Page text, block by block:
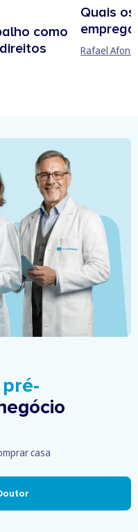
como
Quais
Rafael
casa